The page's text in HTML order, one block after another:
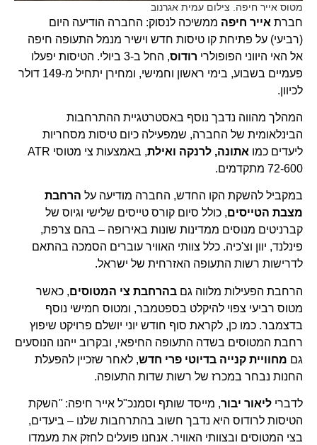
מטוס אייר חיפה. צילום עמית אגרנוב
חברת אייר חיפה ממשיכה לנסוק: החברה הודיעה היום
(רביעי) על פתיחת קו טיסות חדש וישיר מנמל התעופה חיפה
אל האי היווני הפופולרי רודוס
, החל ב-3 ביולי. הטיסות יפעלו
פעמיים בשבוע, בימי ראשון וחמישי, ומחירן יתחיל מ-149 דולר
לכיוון.
המהלך מהווה נדבך נוסף באסטרטגיית ההתרחבות
הבינלאומית של החברה, שמפעילה כיום טיסות מסחריות
ליעדים כמו אתונה, לרנקה ואילת
, באמצעות צי מטוסי ATR
72-600 מתקדמים.
במקביל להשקת הקו החדש, החברה מודיעה על הרחבת
מצבת הטייסים, כולל סיום קורס טייסים שלישי וגיוס של
קברניטים מנוסים ממדינות שונות באירופה – בהם צרפת,
פינלנד, יוון וצ'כיה. כלל צוותי האוויר עוברים הסמכה בהתאם
לדרישות רשות התעופה האזרחית של ישראל.
הרחבת הפעילות מלווה גם בהרחבת צי המטוסים, כאשר
מטוס רביעי צפוי להיקלט בספטמבר, ומטוס חמישי נוסף
בדצמבר. כמו כן, לקראת סוף חודש יוני יושלם פרויקט שיפוץ
רחבת המטוסים בשדה התעופה החיפאי, ובקרוב ייהנו הנוסעים
גם מחוויית קנייה בדיוטי פרי חדש, לאחר שזכיין להפעלת
החנות נבחר במכרז של רשות שדות התעופה.
לדברי ליאור יבור, מייסד שותף וסמנכ"ל אייר חיפה:"השקת
הטיסות לרודוס היא נדבך חשוב בהתרחבות שלנו – ביעדים,
בצי המטוסים ובצוותי האוויר. אנחנו פועלים לחזק את מעמדו